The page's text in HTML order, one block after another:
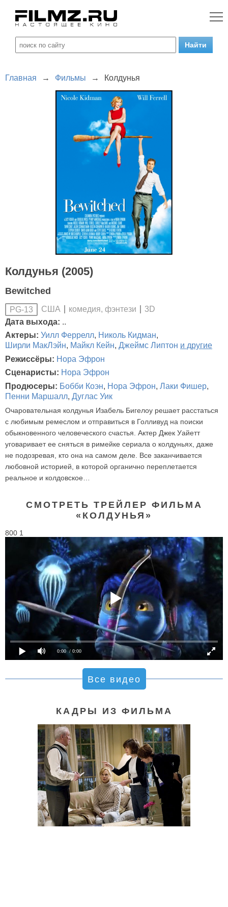
Главная → Фильмы → Колдунья
Колдунья (2005)
Bewitched
PG-13 США комедия, фэнтези
3D
Дата выхода: ..
Актеры: Уилл Феррелл, Николь Кидман,
Ширли МакЛэйн, Майкл Кейн, Джеймс Липтон и другие
Режиссёры: Нора Эфрон
Сценаристы: Нора Эфрон
Продюсеры: Бобби Коэн, Нора Эфрон, Лаки Фишер,
Пенни Маршалл, Дуглас Уик
Очаровательная колдунья Изабель Бигелоу решает расстаться
с любимым ремеслом и отправиться в Голливуд на поиски
обыкновенного человеческого счастья. Актер Джек Уайетт
уговаривает ее сняться в римейке сериала о колдуньях, даже
не подозревая, кто она на самом деле. Все заканчивается
любовной историей, в которой органично переплетается
реальное и колдовское…
СМОТРЕТЬ ТРЕЙЛЕР ФИЛЬМА
«КОЛДУНЬЯ»
800 1
0:00 / 0:00
Все видео
КАДРЫ ИЗ ФИЛЬМА